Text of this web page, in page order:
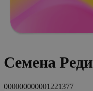
Семена
000000000001221377